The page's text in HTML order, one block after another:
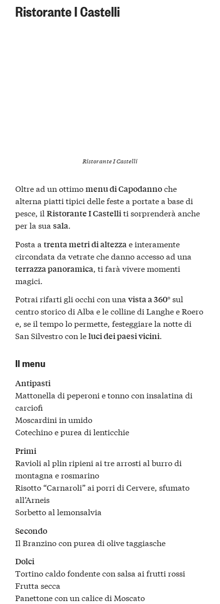
Ristorante I Castelli
Ristorante I Castelli
Oltre ad un ottimomenu di Capodannoche
alterna piatti tipici delle feste a portate a base di
pesce, ilRistorante I Castelliti sorprenderà anche
per la suasala.
Posta atrenta metri di altezzae interamente
circondata da vetrate che danno accesso ad una
terrazza panoramica, ti farà vivere momenti
magici.
Potrai rifarti gli occhi con unavista a 360°sul
centro storico di Alba e le colline di Langhe e Roero
e, se il tempo lo permette, festeggiare la notte di
San Silvestro con leluci dei paesi vicini.
Il menu
Antipasti
Mattonella di peperoni e tonno con insalatina di
carciofi
Moscardini in umido
Cotechino e purea di lenticchie
Primi
Ravioli al plin ripieni ai tre arrosti al burro di
montagna e rosmarino
Risotto “Carnaroli” ai porri di Cervere, sfumato
all’Arneis
Sorbetto al lemonsalvia
Secondo
Il Branzino con purea di olive taggiasche
Dolci
Tortino caldo fondente con salsa ai frutti rossi
Frutta secca
Panettone con un calice di Moscato